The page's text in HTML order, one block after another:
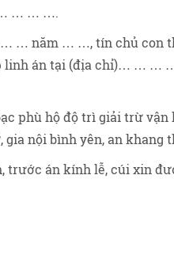
… … … ….
… năm … …, tín chủ con
linh án tại (địa chỉ)… … …
phù hộ độ trì giải trừ vận
nội bình yên, an khang
trước án kính lễ, cúi xin